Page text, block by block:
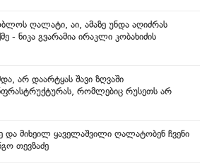
ღალატი, აი, ამაზე უნდა აღიძრას
- ნიკა გვარამია ირაკლი კობახიძის
არ დაარტყას შავი ზღვაში
რომლებიც რუსეთს არ
და მიხეილ ყაველაშვილი ღალატობენ ჩვენი
თევზაძე